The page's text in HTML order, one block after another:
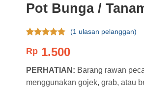
Pot Bunga /
dari 5
padarating
pelanggan
(1ulasan pelanggan)
Rp1.500
PERHATIAN: Barang rawan
menggunakan gojek, grab, atau